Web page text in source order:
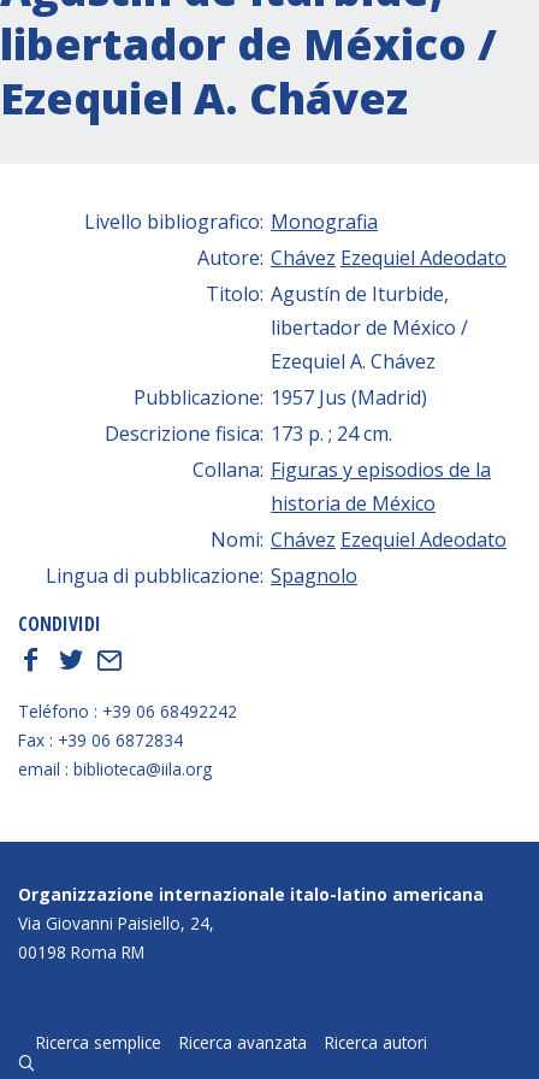
libertador de México /
Ezequiel A. Chávez
Livello bibliografico: Monografia
Autore: Chávez Ezequiel Adeodato
Titolo: Agustín de Iturbide,
libertador de México /
Ezequiel A. Chávez
Pubblicazione: 1957 Jus (Madrid)
Descrizione fisica: 173 p. ; 24 cm.
Collana: Figuras y episodios de la
historia de México
Nomi: Chávez Ezequiel Adeodato
Lingua di pubblicazione: Spagnolo
CONDIVIDI
f
t E
Teléfono : +39 06 68492242
Fax : +39 06 6872834
email : biblioteca@iila.org
Organizzazione internazionale italo-latino americana
Via Giovanni Paisiello, 24,
00198 Roma RM
Ricerca semplice Ricerca avanzata Ricerca autori
q